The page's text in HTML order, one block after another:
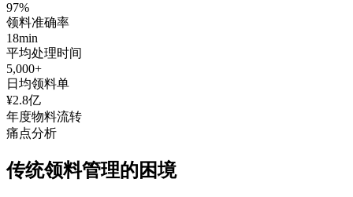
97%
领料准确率
18min
平均处理时间
5,000+
日均领料单
¥2.8亿
年度物料流转
痛点分析
传统领料管理的困境